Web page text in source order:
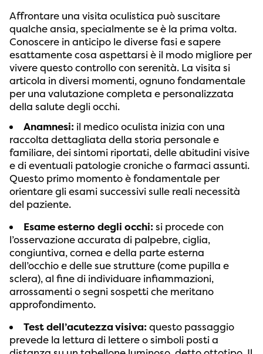
Affrontare una visita oculistica può suscitare
qualche ansia, specialmente se è la prima volta.
Conoscere in anticipo le diverse fasi e sapere
esattamente cosa aspettarsi è il modo migliore per
vivere questo controllo con serenità. La visita si
articola in diversi momenti, ognuno fondamentale
per una valutazione completa e personalizzata
della salute degli occhi.
Anamnesi: il medico oculista inizia con una
raccolta dettagliata della storia personale e
familiare, dei sintomi riportati, delle abitudini visive
e di eventuali patologie croniche o farmaci assunti.
Questo primo momento è fondamentale per
orientare gli esami successivi sulle reali necessità
del paziente.
Esame esterno degli occhi:si procede con
l’osservazione accurata di palpebre, ciglia,
congiuntiva, cornea e della parte esterna
dell’occhio e delle sue strutture (come pupilla e
sclera), al fine di individuare infiammazioni,
arrossamenti o segni sospetti che meritano
approfondimento.
Test dell’acutezza visiva:questo passaggio
prevede la lettura di lettere o simboli posti a